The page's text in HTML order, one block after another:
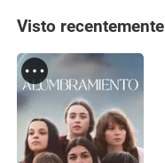
Visto recentemente